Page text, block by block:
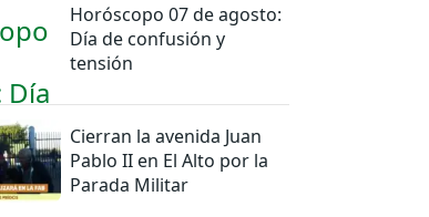
Horóscopo 07 de agosto:
Día de confusión y
tensión
Cierran la avenida Juan
Pablo II en El Alto por la
Parada Militar